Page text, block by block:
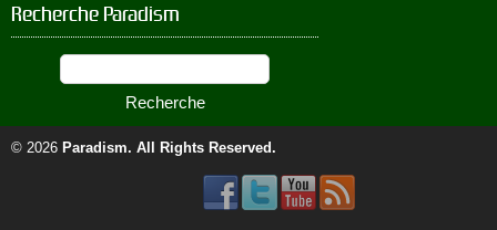
Recherche Paradism
© 2026 Paradism. All Rights Reserved.